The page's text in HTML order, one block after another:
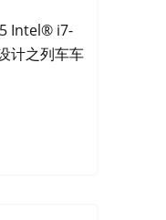
Intel® i7-
计之列车车